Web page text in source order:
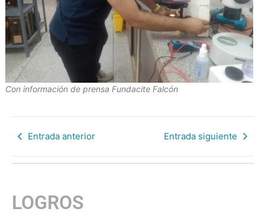
Con información de prensa Fundacite Falcón
Entrada anterior Entrada siguiente
LOGROS